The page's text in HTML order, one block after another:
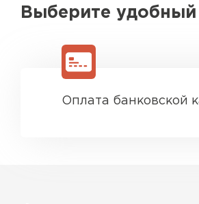
Выберите
Оплата банковской
ПЕРЕЙТИ